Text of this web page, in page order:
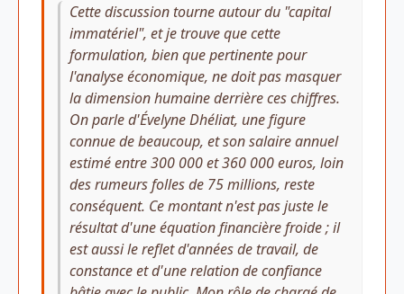
Cette discussion tourne autour du "capital
immatériel", et je trouve que cette
formulation, bien que pertinente pour
l'analyse économique, ne doit pas masquer
la dimension humaine derrière ces chiffres.
On parle d'Évelyne Dhéliat, une figure
connue de beaucoup, et son salaire annuel
estimé entre 300 000 et 360 000 euros, loin
des rumeurs folles de 75 millions, reste
conséquent. Ce montant n'est pas juste le
résultat d'une équation financière froide ; il
est aussi le reflet d'années de travail, de
constance et d'une relation de confiance